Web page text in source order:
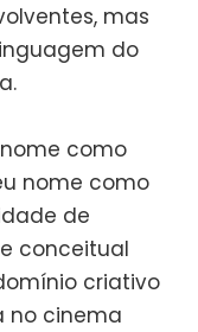
mas
do
como
nome como
de
conceitual
criativo
no cinema